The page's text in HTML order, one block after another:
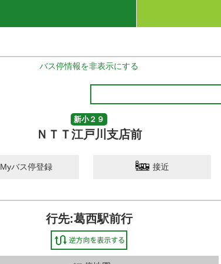
バス停情報を非表示にする
新小２９
ＮＴＴ江戸川支店前
Myバス停登録 接近
行先:葛西駅前行